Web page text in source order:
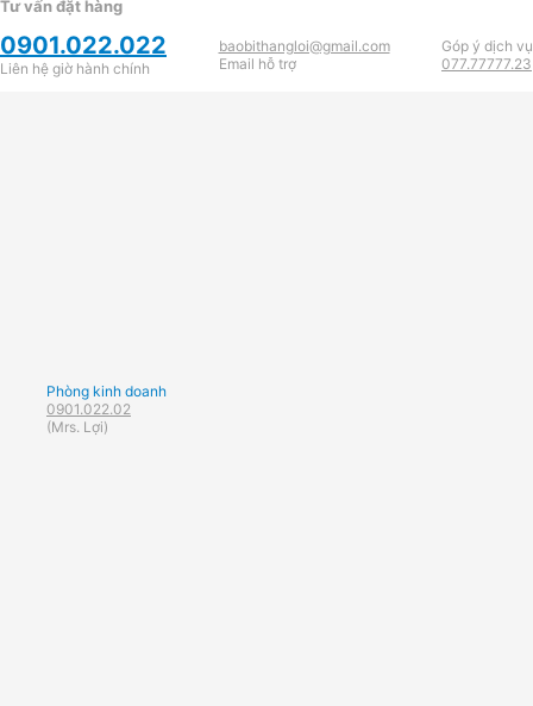
Tư vấn đặt hàng
0901.022.022
Liên hệ giờ hành chính
baobithangloi@gmail.com
Email hỗ trợ
Góp ý dịch vụ
077.77777.23
Phòng kinh doanh
0901.022.02
(Mrs. Lợi)